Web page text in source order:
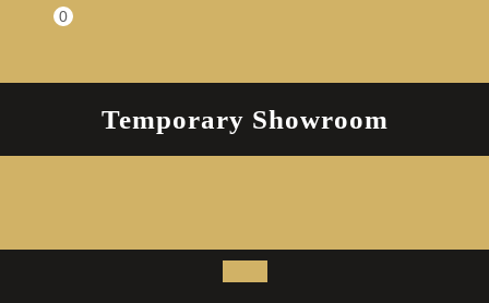
Einkaufswagen
0
Temporary Showroom
Open